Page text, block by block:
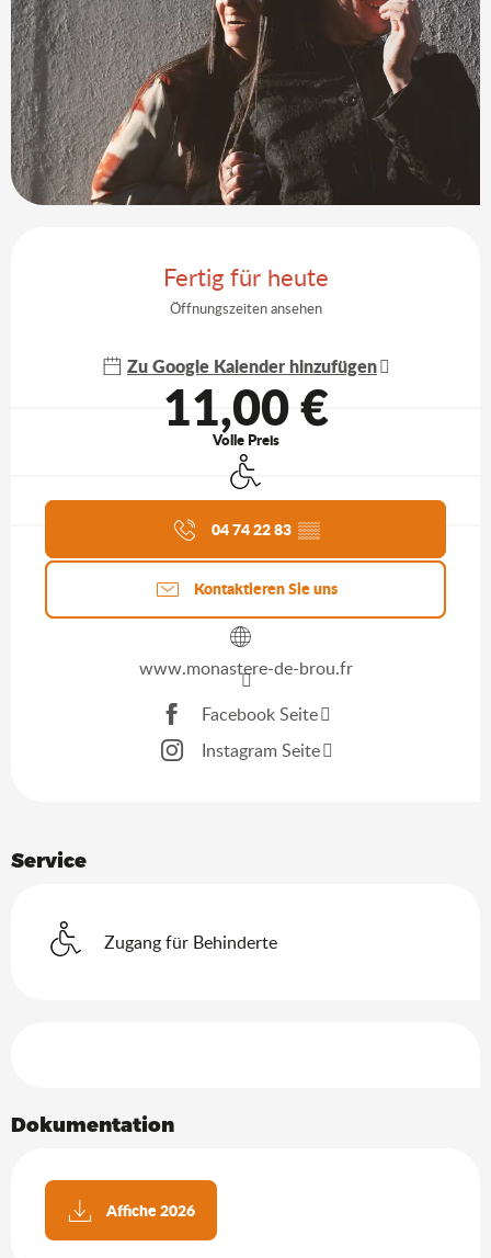
Fertig für heute
Öffnungszeiten ansehen
Zu Google Kalender hinzufügen
11,00 €
Volle Preis
Zugang für Behinderte
Aktuelle Agenda
04 74 22 83 ▒▒
Kontaktieren Sie uns
www.monastere-de-brou.fr
Facebook Seite
Instagram Seite
Service
Zugang für Behinderte
Dokumentation
Affiche 2026